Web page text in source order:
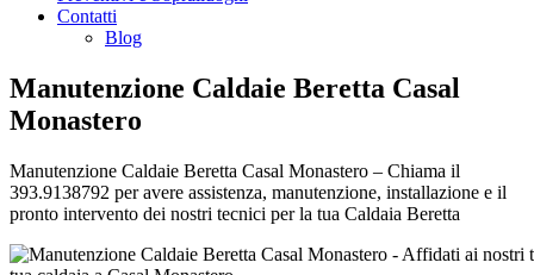
Contatti
Blog
Manutenzione Caldaie Beretta Casal
Monastero
Manutenzione Caldaie Beretta Casal Monastero – Chiama il
393.9138792 per avere assistenza, manutenzione, installazione e il
pronto intervento dei nostri tecnici per la tua Caldaia Beretta